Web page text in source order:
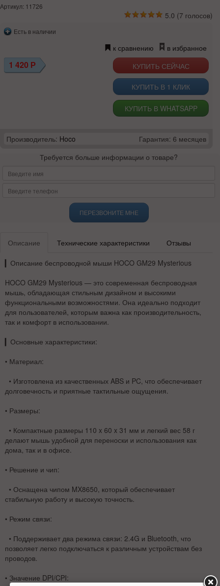
Артикул: 11726
5.0 (7 голосов)
Есть в наличии
к сравнению в избранное
1 420 Р
КУПИТЬ В 1 КЛИК
КУПИТЬ В WHATSAPP
Производитель: Hoco
Гарантия: 6 месяцев
Требуется больше информации о товаре?
ПЕРЕЗВОНИТЕ МНЕ
Описание Технические характеристики Отзывы
Описание беспроводной мыши HOCO GM29 Mysterious
HOCO GM29 Mysterious — это современная беспроводная
мышь, обладающая стильным дизайном и высокими
функциональными возможностями. Она идеально подходит
для пользователей, которым важна как производительность,
так и комфорт в использовании.
Основные характеристики:
• Материал:
• Изготовлена из качественных ABS и PC, что обеспечивает
долговечность и приятные тактильные ощущения.
• Размеры:
• Компактные размеры 110 x 60 x 31 мм и легкий вес 58 г
делают мышь удобной для переноски и использования как
дома, так и в офисе.
• Решение и чип:
• Оснащена чипом MX8650, который обеспечивает
стабильную работу и высокую точность.
• Режим связи:
• Поддерживает два режима связи: 2.4G и Bluetooth, что
позволяет легко подключаться к различным устройствам без
проводов.
• Значение DPI/CPI: